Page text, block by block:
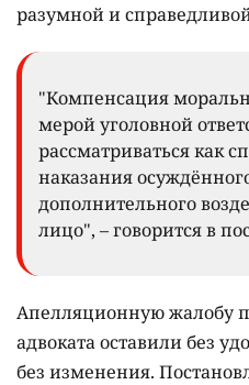
разумной и
"Компенсация
мерой уголовной
рассматриваться как
наказания
дополнительного
лицо", – говорится в
Апелляционную жалобу
адвоката оставили без
без изменения.